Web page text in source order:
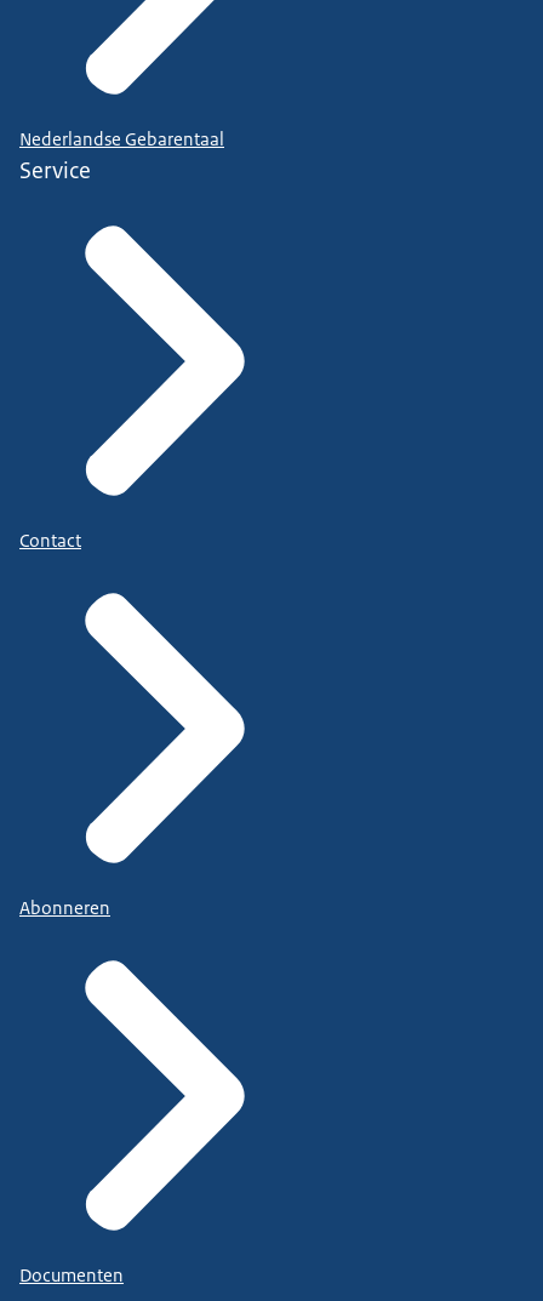
Nederlandse Gebarentaal
Service
Contact
Abonneren
Documenten